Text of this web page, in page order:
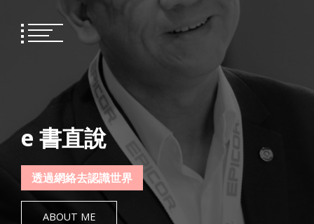
content
e 書直說
透過網絡去認識世界
ABOUT ME